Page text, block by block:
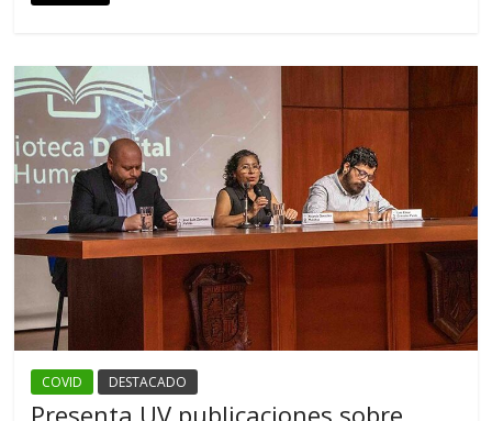
COVID DESTACADO